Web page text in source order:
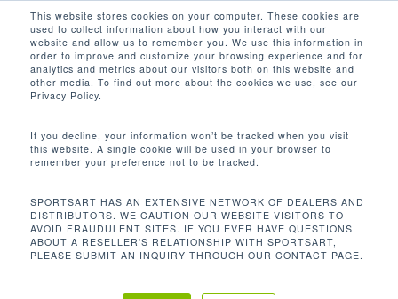
This website stores cookies on your computer. These cookies are
used to collect information about how you interact with our
website and allow us to remember you. We use this information in
order to improve and customize your browsing experience and for
analytics and metrics about our visitors both on this website and
other media. To find out more about the cookies we use, see our
Privacy Policy.
If you decline, your information won’t be tracked when you visit
this website. A single cookie will be used in your browser to
remember your preference not to be tracked.
SPORTSART HAS AN EXTENSIVE NETWORK OF DEALERS AND
DISTRIBUTORS. WE CAUTION OUR WEBSITE VISITORS TO
AVOID FRAUDULENT SITES. IF YOU EVER HAVE QUESTIONS
ABOUT A RESELLER'S RELATIONSHIP WITH SPORTSART,
PLEASE SUBMIT AN INQUIRY THROUGH OUR CONTACT PAGE.
main
content
search
Home 配件
Close
Menu